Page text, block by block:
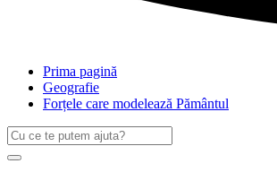
Prima pagină
Geografie
Forțele care modelează Pământul
Caută
după:
Search